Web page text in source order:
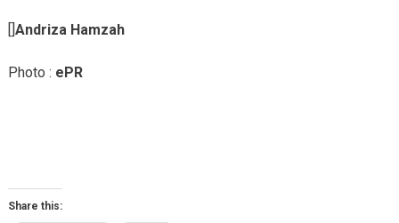
[]Andriza Hamzah
Photo : ePR
Share this: